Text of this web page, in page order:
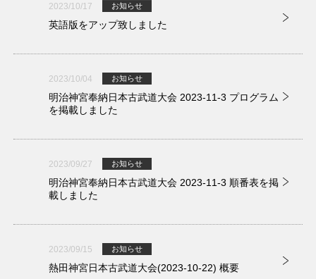
2023/10/17 お知らせ
英語版をアップ致しました
2023/10/04 お知らせ
明治神宮奉納日本古武道大会 2023-11-3 プログラム
を掲載しました
2023/09/27 お知らせ
明治神宮奉納日本古武道大会 2023-11-3 順番表を掲
載しました
2023/09/15 お知らせ
熱田神宮日本古武道大会(2023-10-22) 概要